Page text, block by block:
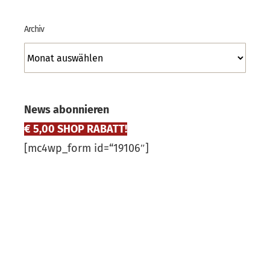
Archiv
Archiv
News abonnieren
€ 5,00 SHOP RABATT!
[mc4wp_form id=“19106″]